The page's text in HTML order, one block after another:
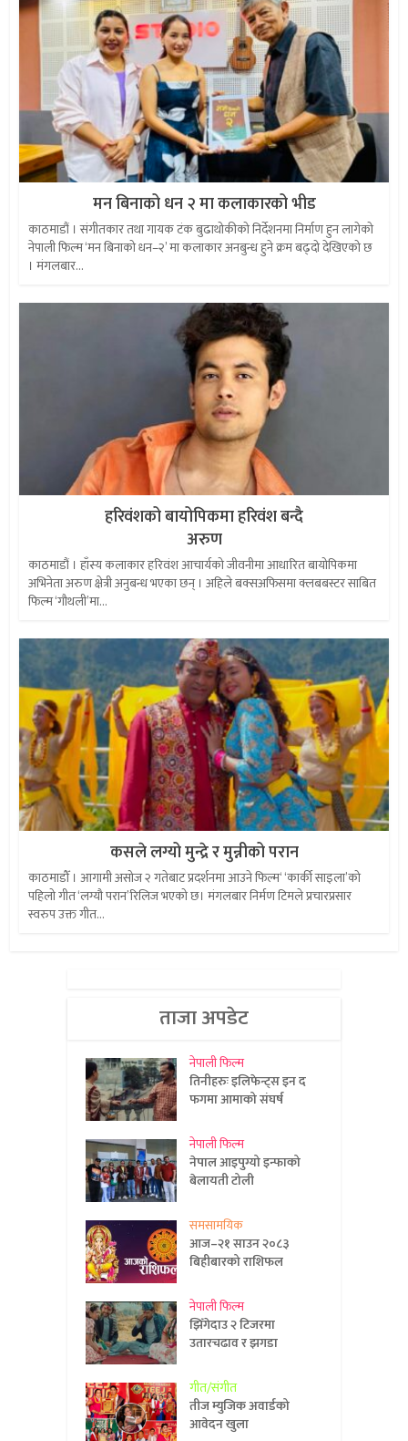
मन बिनाको धन २ मा कलाकारको भीड
काठमाडौं । संगीतकार तथा गायक टंक बुढाथोकीको निर्देशनमा निर्माण हुन लागेको
नेपाली फिल्म ‘मन बिनाको धन–२’ मा कलाकार अनबुन्ध हुने क्रम बढ्दो देखिएको छ
। मंगलबार...
हरिवंशको बायोपिकमा हरिवंश बन्दै
अरुण
काठमाडौं । हाँस्य कलाकार हरिवंश आचार्यको जीवनीमा आधारित बायोपिकमा
अभिनेता अरुण क्षेत्री अनुबन्ध भएका छन् । अहिले बक्सअफिसमा क्लबबस्टर साबित
फिल्म ‘गौथली’मा...
कसले लग्यो मुन्द्रे र मुन्नीको परान
काठमाडौँ । आगामी असोज २ गतेबाट प्रदर्शनमा आउने फिल्म‘ ‘कार्की साइला’को
पहिलो गीत ‘लग्यौ परान’रिलिज भएको छ। मंगलबार निर्मण टिमले प्रचारप्रसार
स्वरुप उक्त गीत...
ताजा अपडेट
नेपाली फिल्म
तिनीहरुः इलिफेन्ट्स इन द
फगमा आमाको संघर्ष
नेपाली फिल्म
नेपाल आइपुग्यो इन्फाको
बेलायती टोली
समसामयिक
आज–२१ साउन २०८३
बिहीबारको राशिफल
नेपाली फिल्म
झिँगेदाउ २ टिजरमा
उतारचढाव र झगडा
गीत/संगीत
तीज म्युजिक अवार्डको
आवेदन खुला